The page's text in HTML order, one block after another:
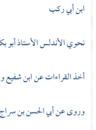
ابن أبي ركب
نحويالأندلسالأستاذ أبو
أخذ القراءات عنابن شفيع
وروى عنأبي الحسن بن سراج